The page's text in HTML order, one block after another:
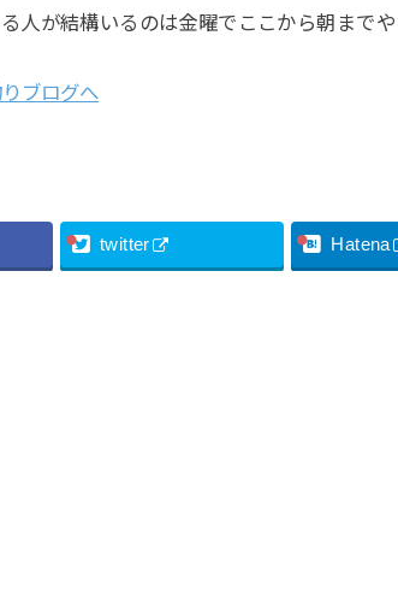
人が結構いるのは金曜でここから朝までや
twitter Hatena